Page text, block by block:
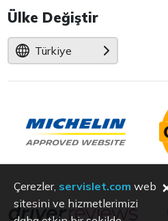
Ülke Değiştir
Türkiye
Çerezler, servislet.com web
sitesini ve hizmetlerimizi